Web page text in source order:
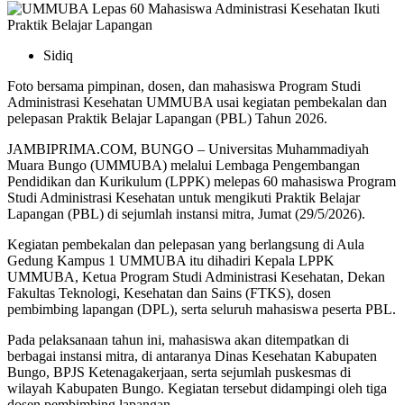
Sidiq
Foto bersama pimpinan, dosen, dan mahasiswa Program Studi
Administrasi Kesehatan UMMUBA usai kegiatan pembekalan dan
pelepasan Praktik Belajar Lapangan (PBL) Tahun 2026.
JAMBIPRIMA.COM, BUNGO – Universitas Muhammadiyah
Muara Bungo (UMMUBA) melalui Lembaga Pengembangan
Pendidikan dan Kurikulum (LPPK) melepas 60 mahasiswa Program
Studi Administrasi Kesehatan untuk mengikuti Praktik Belajar
Lapangan (PBL) di sejumlah instansi mitra, Jumat (29/5/2026).
Kegiatan pembekalan dan pelepasan yang berlangsung di Aula
Gedung Kampus 1 UMMUBA itu dihadiri Kepala LPPK
UMMUBA, Ketua Program Studi Administrasi Kesehatan, Dekan
Fakultas Teknologi, Kesehatan dan Sains (FTKS), dosen
pembimbing lapangan (DPL), serta seluruh mahasiswa peserta PBL.
Pada pelaksanaan tahun ini, mahasiswa akan ditempatkan di
berbagai instansi mitra, di antaranya Dinas Kesehatan Kabupaten
Bungo, BPJS Ketenagakerjaan, serta sejumlah puskesmas di
wilayah Kabupaten Bungo. Kegiatan tersebut didampingi oleh tiga